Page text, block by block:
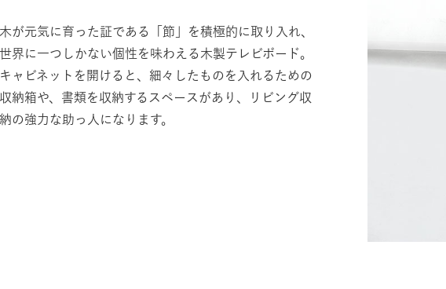
木が元気に育った証である「節」を積極的に取り入れ、
世界に一つしかない個性を味わえる木製テレビボード。
キャビネットを開けると、細々したものを入れるための
収納箱や、書類を収納するスペースがあり、リビング収
納の強力な助っ人になります。